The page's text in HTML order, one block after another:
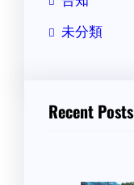
未分類
Recent Posts